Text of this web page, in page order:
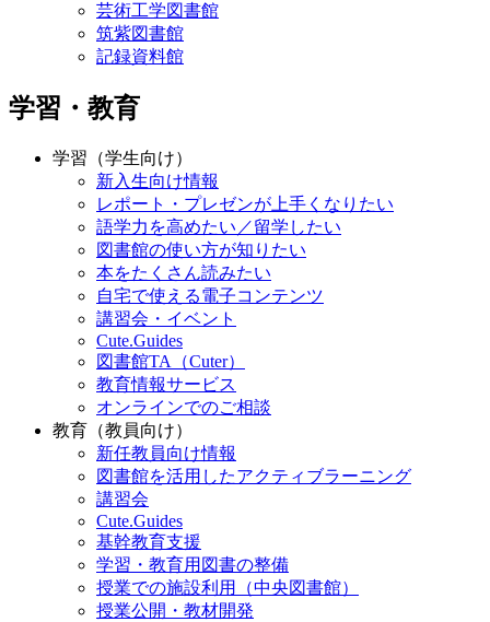
芸術工学図書館
筑紫図書館
記録資料館
学習・教育
学習（学生向け）
新入生向け情報
レポート・プレゼンが上手くなりたい
語学力を高めたい／留学したい
図書館の使い方が知りたい
本をたくさん読みたい
自宅で使える電子コンテンツ
講習会・イベント
Cute.Guides
図書館TA（Cuter）
教育情報サービス
オンラインでのご相談
教育（教員向け）
新任教員向け情報
図書館を活用したアクティブラーニング
講習会
Cute.Guides
基幹教育支援
学習・教育用図書の整備
授業での施設利用（中央図書館）
授業公開・教材開発